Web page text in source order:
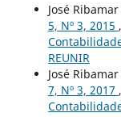
José
5, Nº 3, 2015 ,
REUNIR
José
7, Nº 3, 2017 ,